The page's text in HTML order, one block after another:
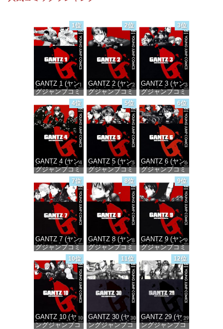
1位
GANTZ 1 (ヤン
グジャンプコミ
ックスDIGITAL)
価格：¥100
2位
GANTZ 2 (ヤン
グジャンプコミ
ックスDIGITAL)
価格：¥100
3位
GANTZ 3 (ヤン
グジャンプコミ
ックスDIGITAL)
価格：¥100
4位
GANTZ 4 (ヤン
グジャンプコミ
ックスDIGITAL)
価格：¥100
5位
GANTZ 5 (ヤン
グジャンプコミ
ックスDIGITAL)
価格：¥100
6位
GANTZ 6 (ヤン
グジャンプコミ
ックスDIGITAL)
価格：¥100
7位
GANTZ 7 (ヤン
グジャンプコミ
ックスDIGITAL)
価格：¥100
8位
GANTZ 8 (ヤン
グジャンプコミ
ックスDIGITAL)
価格：¥100
9位
GANTZ 9 (ヤン
グジャンプコミ
ックスDIGITAL)
価格：¥100
10位
GANTZ 10 (ヤ
ングジャンプコ
11位
GANTZ 30 (ヤ
ングジャンプコ
12位
GANTZ 29 (ヤ
ングジャンプコ